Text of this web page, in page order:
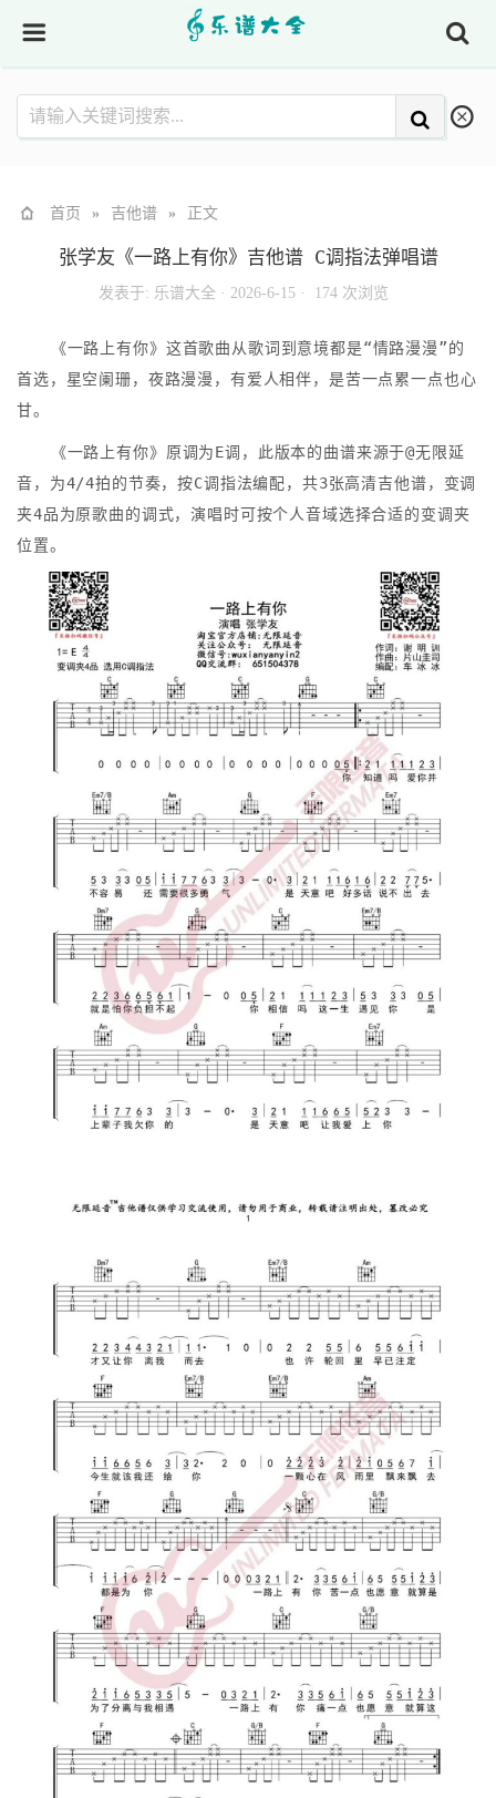
首页 » 吉他谱 » 正文
张学友《一路上有你》吉他谱 C调指法弹唱谱
发表于: 乐谱大全 · 2026-6-15 · 174 次浏览
《一路上有你》这首歌曲从歌词到意境都是“情路漫漫”的
首选，星空阑珊，夜路漫漫，有爱人相伴，是苦一点累一点也心
甘。
《一路上有你》原调为E调，此版本的曲谱来源于@无限延
音，为4/4拍的节奏，按C调指法编配，共3张高清吉他谱，变调
夹4品为原歌曲的调式，演唱时可按个人音域选择合适的变调夹
位置。